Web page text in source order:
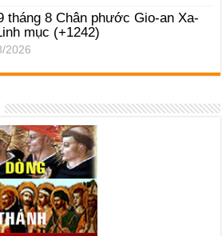
tháng 8 Chân phước Gio-an Xa-
mục (+1242)
2026